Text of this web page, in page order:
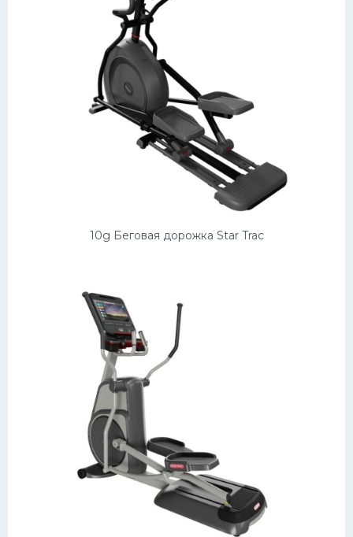
10g Беговая дорожка Star Trac